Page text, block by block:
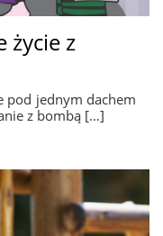
życie z
pod jednym dachem
z bombą […]